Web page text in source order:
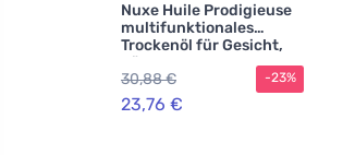
Nuxe Huile Prodigieuse
multifunktionales
Trockenöl für Gesicht,
Körper und Haare
30,88 €
23,76 €
-23%